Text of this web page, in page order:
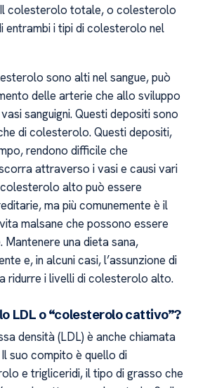
colesterolo totale, o colesterolo
entrambi i tipi di colesterolo nel
sono alti nel sangue, può
delle arterie che allo sviluppo
sanguigni. Questi depositi sono
di colesterolo. Questi depositi,
rendono difficile che
attraverso i vasi e causi vari
alto può essere
ma più comunemente è il
malsane che possono essere
una dieta sana,
e, in alcuni casi, l’assunzione di
ridurre i livelli di colesterolo alto.
LDL o “colesterolo cattivo”?
densità (LDL) è anche chiamata
suo compito è quello di
e trigliceridi, il tipo di grasso che